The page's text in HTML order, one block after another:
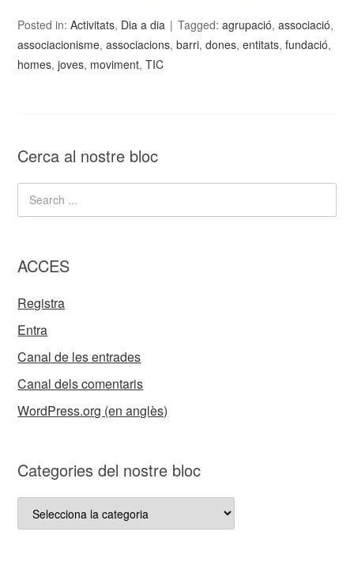
Posted in:Activitats, Dia a dia Tagged:agrupació,associació,
associacionisme,associacions,barri,dones,entitats,fundació,
homes,joves, moviment,TIC
Cerca al nostre bloc
ACCES
Registra
Entra
Canal de les entrades
Canal dels comentaris
WordPress.org (en anglès)
Categories del nostre bloc
Categories
del